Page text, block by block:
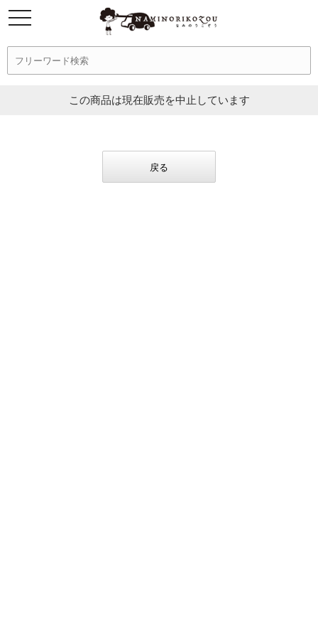
この商品は現在販売を中止しています
戻る